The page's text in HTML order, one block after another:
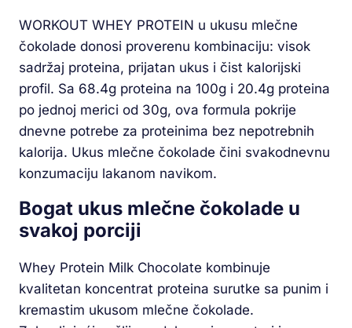
WORKOUT WHEY PROTEIN u ukusu mlečne
čokolade donosi proverenu kombinaciju: visok
sadržaj proteina, prijatan ukus i čist kalorijski
profil. Sa 68.4g proteina na 100g i 20.4g proteina
po jednoj merici od 30g, ova formula pokrije
dnevne potrebe za proteinima bez nepotrebnih
kalorija. Ukus mlečne čokolade čini svakodnevnu
konzumaciju lakanom navikom.
Bogat ukus mlečne čokolade u
svakoj porciji
Whey Protein Milk Chocolate kombinuje
kvalitetan koncentrat proteina surutke sa punim i
kremastim ukusom mlečne čokolade.